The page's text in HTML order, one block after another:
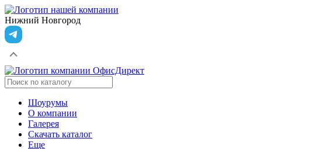
Нижний Новгород
Шоурумы
О компании
Галерея
Скачать каталог
Еще